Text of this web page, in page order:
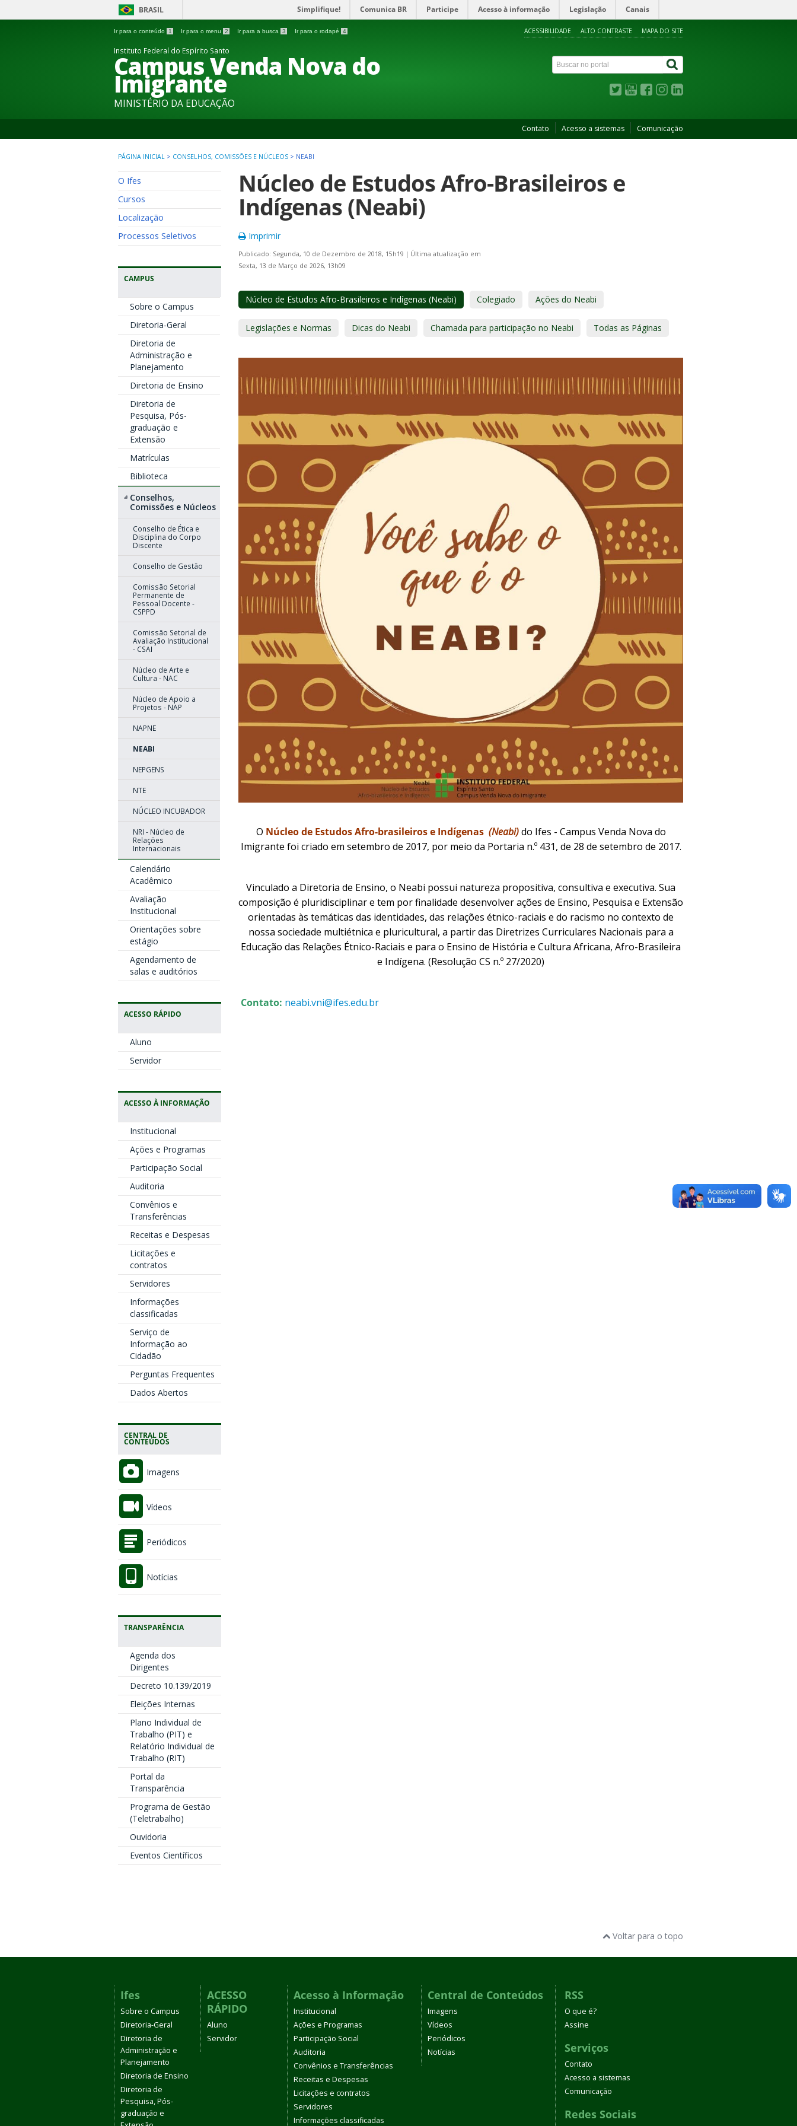
BRASIL Simplifique! Comunica BR Participe Acesso à informação Legislação Canais
Ir para o conteúdo 1 Ir para o menu 2 Ir para a busca 3 Ir para o rodapé 4 ACESSIBILIDADE ALTO CONTRASTE MAPA DO SITE
Instituto Federal do Espírito Santo
Campus Venda Nova do
Imigrante
MINISTÉRIO DA EDUCAÇÃO
Contato Acesso a sistemas Comunicação
PÁGINA INICIAL > CONSELHOS, COMISSÕES E NÚCLEOS > NEABI
O Ifes
Cursos
Localização
Processos Seletivos
CAMPUS
Sobre o Campus
Diretoria-Geral
Diretoria de
Administração e
Planejamento
Diretoria de Ensino
Diretoria de
Pesquisa, Pós-
graduação e
Extensão
Matrículas
Biblioteca
Conselhos,
Comissões e Núcleos
Conselho de Ética e
Disciplina do Corpo
Discente
Conselho de Gestão
Comissão Setorial
Permanente de
Pessoal Docente -
CSPPD
Comissão Setorial de
Avaliação Institucional
- CSAI
Núcleo de Arte e
Cultura - NAC
Núcleo de Apoio a
Projetos - NAP
NAPNE
NEABI
NEPGENS
NTE
NÚCLEO INCUBADOR
NRI - Núcleo de
Relações
Internacionais
Calendário
Acadêmico
Avaliação
Institucional
Orientações sobre
estágio
Agendamento de
salas e auditórios
ACESSO RÁPIDO
Aluno
Servidor
ACESSO À INFORMAÇÃO
Institucional
Ações e Programas
Participação Social
Auditoria
Convênios e
Transferências
Receitas e Despesas
Licitações e
contratos
Servidores
Informações
classificadas
Serviço de
Informação ao
Cidadão
Perguntas Frequentes
Dados Abertos
CENTRAL DE
CONTEÚDOS
Imagens
Vídeos
Periódicos
Notícias
TRANSPARÊNCIA
Agenda dos
Dirigentes
Decreto 10.139/2019
Eleições Internas
Plano Individual de
Trabalho (PIT) e
Relatório Individual de
Trabalho (RIT)
Portal da
Transparência
Programa de Gestão
(Teletrabalho)
Ouvidoria
Eventos Científicos
Núcleo de Estudos Afro-Brasileiros e
Indígenas (Neabi)
Imprimir
Publicado: Segunda, 10 de Dezembro de 2018, 15h19 | Última atualização em
Sexta, 13 de Março de 2026, 13h09
Núcleo de Estudos Afro-Brasileiros e Indígenas (Neabi) Colegiado Ações do Neabi
Legislações e Normas Dicas do Neabi Chamada para participação no Neabi Todas as Páginas
O Núcleo de Estudos Afro-brasileiros e Indígenas (Neabi)do Ifes - Campus Venda Nova do
Imigrante foi criado em setembro de 2017, por meio da Portaria n.º 431, de 28 de setembro de 2017.
Vinculado a Diretoria de Ensino, o Neabi possui natureza propositiva, consultiva e executiva. Sua
composição é pluridisciplinar e tem por finalidade desenvolver ações de Ensino, Pesquisa e Extensão
orientadas às temáticas das identidades, das relações étnico-raciais e do racismo no contexto de
nossa sociedade multiétnica e pluricultural, a partir das Diretrizes Curriculares Nacionais para a
Educação das Relações Étnico-Raciais e para o Ensino de História e Cultura Africana, Afro-Brasileira
e Indígena. (Resolução CS n.º 27/2020)
Contato: neabi.vni@ifes.edu.br
Voltar para o topo
Ifes
Sobre o Campus
Diretoria-Geral
Diretoria de
Administração e
Planejamento
Diretoria de Ensino
Diretoria de
Pesquisa, Pós-
graduação e
ACESSO
RÁPIDO
Aluno
Servidor
Acesso à Informação
Institucional
Ações e Programas
Participação Social
Auditoria
Convênios e Transferências
Receitas e Despesas
Licitações e contratos
Servidores
Informações classificadas
Central de Conteúdos
Imagens
Vídeos
Periódicos
Notícias
RSS
O que é?
Assine
Serviços
Contato
Acesso a sistemas
Comunicação
Redes Sociais